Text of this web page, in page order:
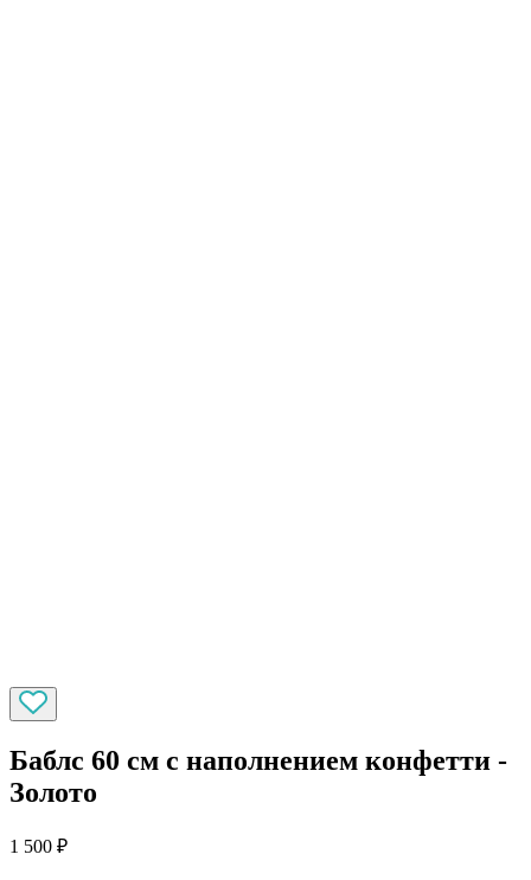
Баблс 60 см с наполнением конфетти -
Золото
1 500 ₽